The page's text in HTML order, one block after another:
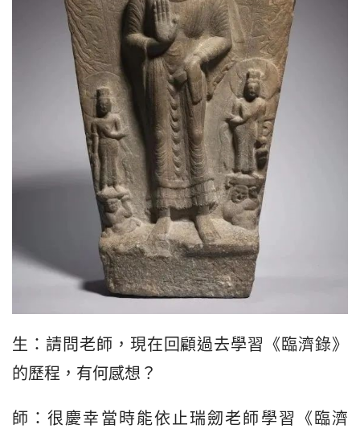
生：請問老師，現在回顧過去學習《臨濟錄》
的歷程，有何感想？
師：很慶幸當時能依止瑞劒老師學習《臨濟